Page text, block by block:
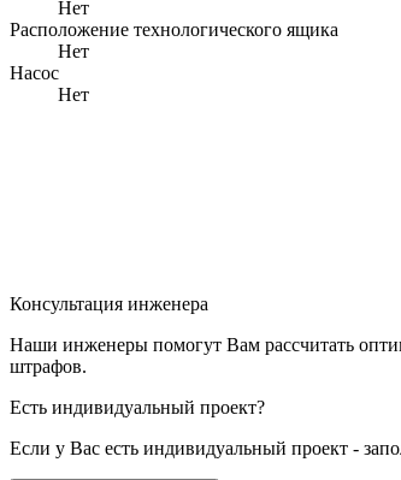
Нет
Расположение технологического ящика
Нет
Насос
Нет
Консультация инженера
Наши инженеры помогут Вам рассчитать
штрафов.
Есть индивидуальный проект?
Если у Вас есть индивидуальный проект -